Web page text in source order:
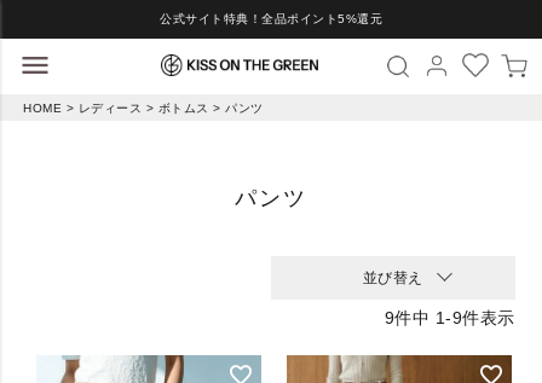
公式サイト特典！全品ポイント5%還元
HOME レディース ボトムス パンツ
パンツ
並び替え
9件中 1-9件表示